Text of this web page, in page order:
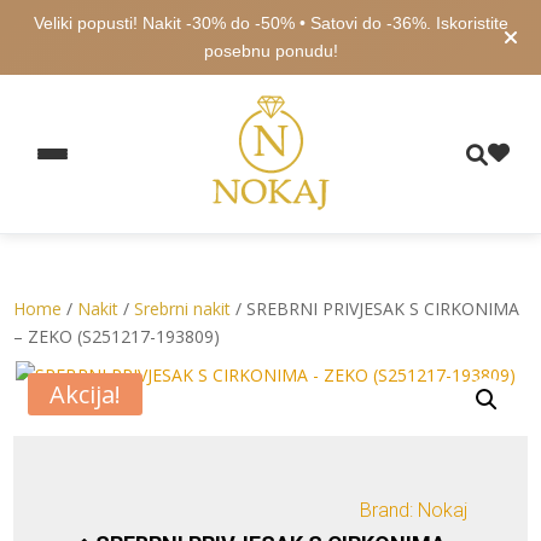
Veliki popusti! Nakit -30% do -50% • Satovi do -36%. Iskoristite
posebnu ponudu!
Home / Nakit /Srebrni nakit / SREBRNI PRIVJESAK S CIRKONIMA
– ZEKO (S251217-193809)
Akcija!
Brand: Nokaj